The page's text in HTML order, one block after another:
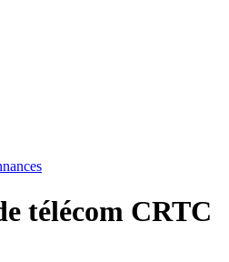
télécom CRTC